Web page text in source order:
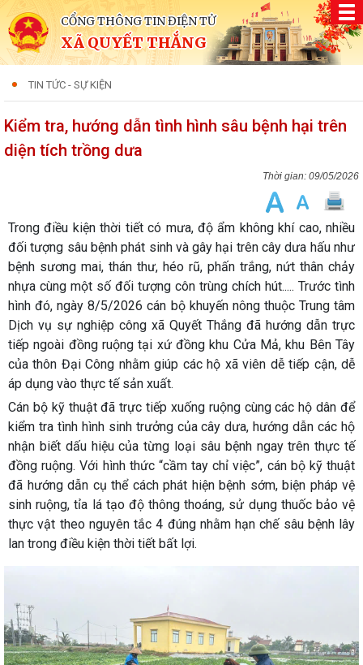
CỔNG THÔNG TIN ĐIỆN TỬ
XÃ QUYẾT THẮNG
TIN TỨC - SỰ KIỆN
Kiểm tra, hướng dẫn tình hình sâu bệnh hại trên
diện tích trồng dưa
09/05/2026
Trong điều kiện thời tiết có mưa, độ ẩm không khí cao, nhiều
đối tượng sâu bệnh phát sinh và gây hại trên cây dưa hấu như
bệnh sương mai, thán thư, héo rũ, phấn trắng, nứt thân chảy
nhựa cùng một số đối tượng côn trùng chích hút..... Trước tình
hình đó, ngày 8/5/2026 cán bộ khuyến nông thuộc Trung tâm
Dịch vụ sự nghiệp công xã Quyết Thắng đã hướng dẫn trực
tiếp ngoài đồng ruộng tại xứ đồng khu Cửa Mả, khu Bên Tây
của thôn Đại Công nhằm giúp các hộ xã viên dễ tiếp cận, dễ
áp dụng vào thực tế sản xuất.
Cán bộ kỹ thuật đã trực tiếp xuống ruộng cùng các hộ dân để
kiểm tra tình hình sinh trưởng của cây dưa, hướng dẫn các hộ
nhận biết dấu hiệu của từng loại sâu bệnh ngay trên thực tế
đồng ruộng. Với hình thức “cầm tay chỉ việc”, cán bộ kỹ thuật
đã hướng dẫn cụ thể cách phát hiện bệnh sớm, biện pháp vệ
sinh ruộng, tỉa lá tạo độ thông thoáng, sử dụng thuốc bảo vệ
thực vật theo nguyên tắc 4 đúng nhằm hạn chế sâu bệnh lây
lan trong điều kiện thời tiết bất lợi.